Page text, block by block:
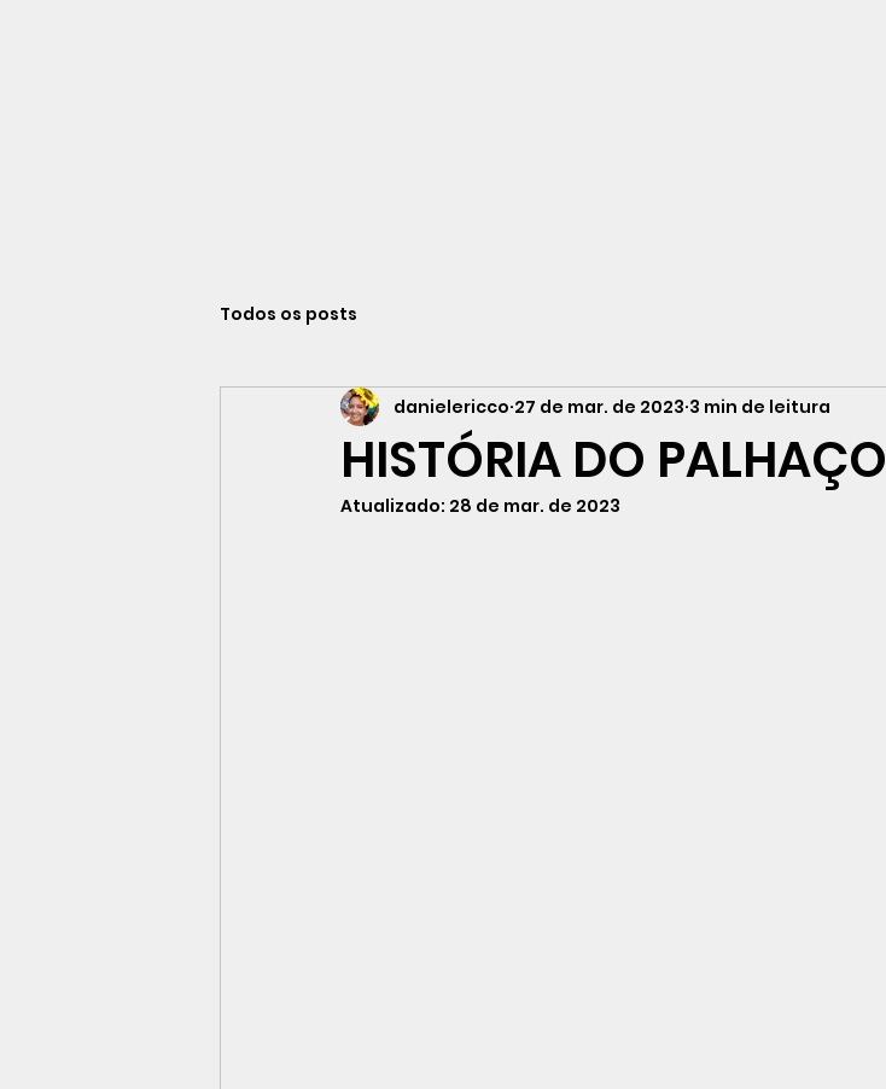
Todos os posts
HISTÓRIA DO PALHAÇO
danielericco 27 de mar. de 2023 3 min de leitura
Atualizado: 28 de mar. de 2023